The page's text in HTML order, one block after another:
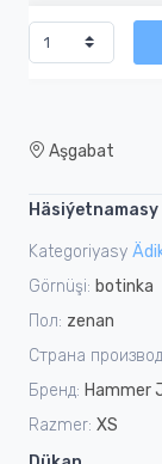
Aşgabat
Häsiýetnamasy
Kategoriyasy
Görnüşi: botinka
Пол: zenan
Страна
Бренд: Hammer
Razmer: XS